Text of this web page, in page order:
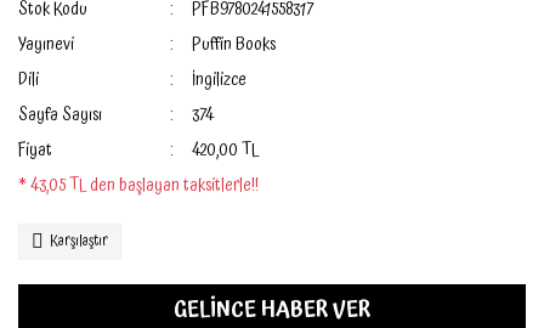
Stok Kodu
PFB9780241558317
Yayınevi
Puffin Books
Dili
İngilizce
Sayfa Sayısı
374
Fiyat
420,00 TL
* 43,05 TL den başlayan taksitlerle!!
Karşılaştır
GELİNCE HABER VER